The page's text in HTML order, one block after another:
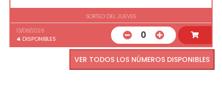
SORTEO DEL JUEVES
13/08/2026
4 DISPONIBLES 0
VER TODOS LOS NÚMEROS DISPONIBLES